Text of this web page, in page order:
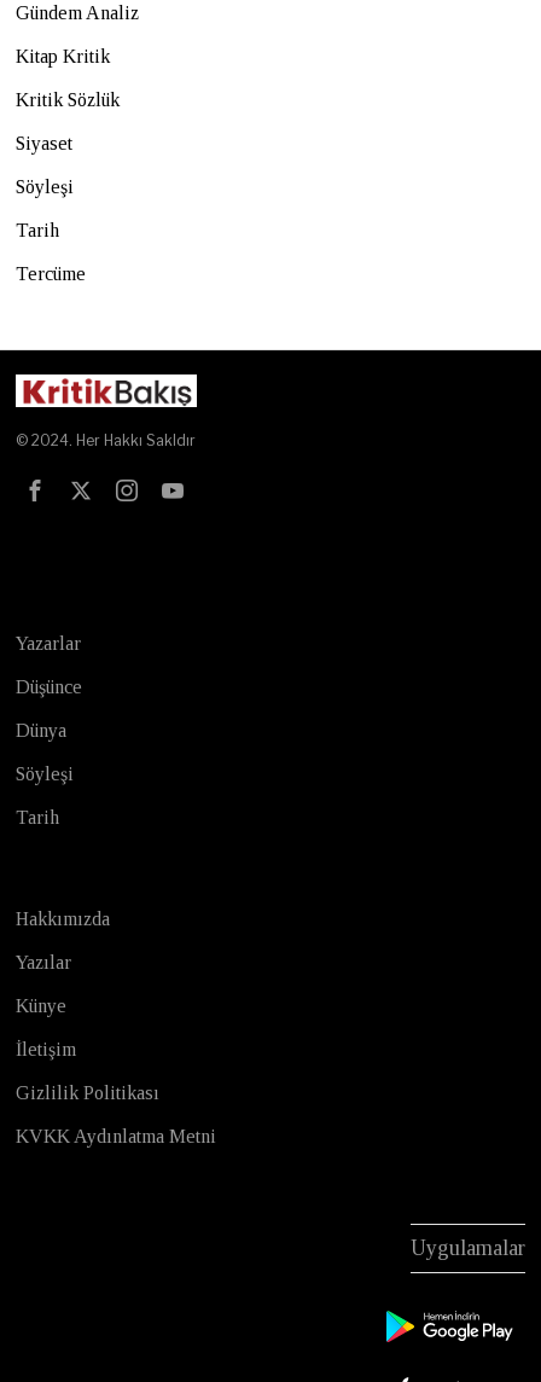
Gündem Analiz
Kitap Kritik
Kritik Sözlük
Siyaset
Söyleşi
Tarih
Tercüme
© 2024. Her Hakkı Sakldır
Yazarlar
Düşünce
Dünya
Söyleşi
Tarih
Hakkımızda
Yazılar
Künye
İletişim
Gizlilik Politikası
KVKK Aydınlatma Metni
Uygulamalar